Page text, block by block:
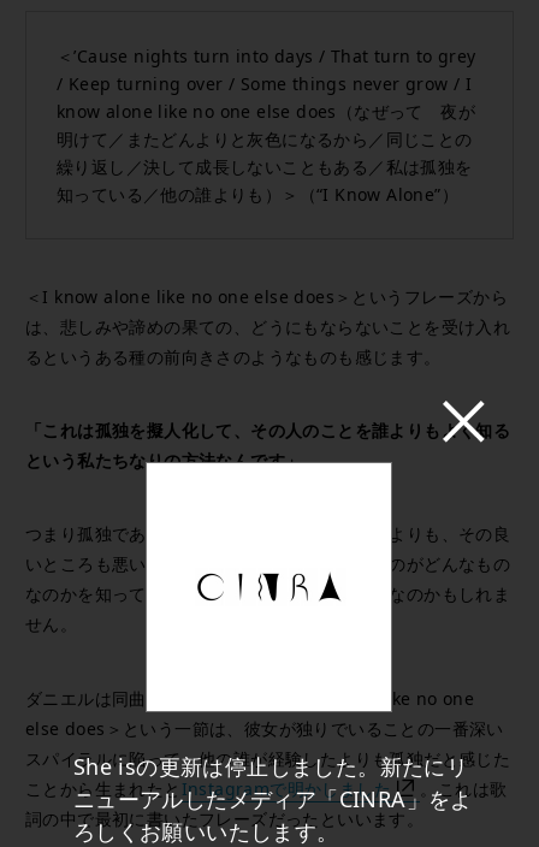
She isの更新は停止しました。新たにリ
ニューアルしたメディア「CINRA」をよ
ろしくお願いいたします。
＜’Cause nights turn into days / That turn to grey
/ Keep turning over / Some things never grow / I
know alone like no one else does（なぜって 夜が
明けて／またどんよりと灰色になるから／同じことの
繰り返し／決して成長しないこともある／私は孤独を
知っている／他の誰よりも）＞（“I Know Alone”）
＜I know alone like no one else does＞というフレーズから
は、悲しみや諦めの果ての、どうにもならないことを受け入れ
るというある種の前向きさのようなものも感じます。
「これは孤独を擬人化して、その人のことを誰よりもよく知る
という私たちなりの方法なんです」
つまり孤独である、ひとりぼっちであるというよりも、その良
いところも悪いところもふくめ、孤独というものがどんなもの
なのかを知っている、馴染みがあるということなのかもしれま
せん。
ダニエルは同曲の発表時に、＜I know alone like no one
else does＞という一節は、彼女が独りでいることの一番深い
スパイラルに陥って、他の誰が経験したよりも孤独だと感じた
ことから生まれたと Instagramで明かしました
。これは歌
詞の中で最初に書いたフレーズだったといいます。